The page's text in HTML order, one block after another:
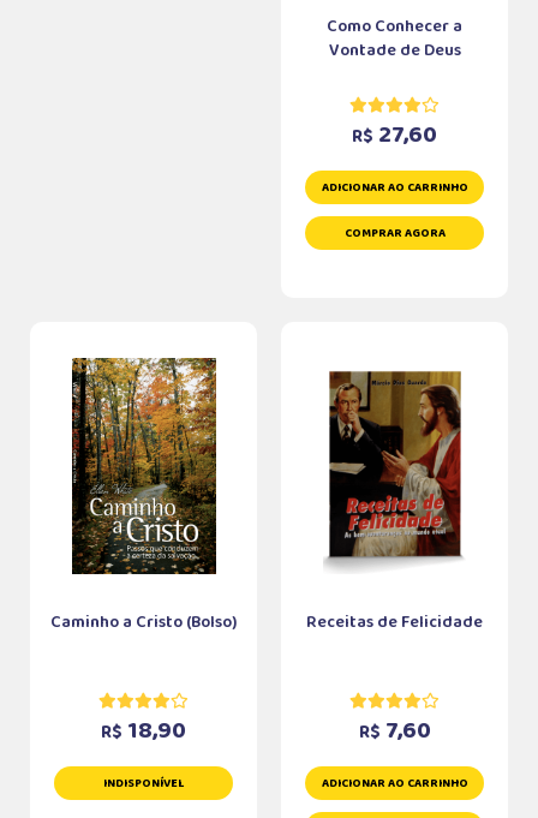
Como Conhecer a
Vontade de Deus
R$ 27,60
ADICIONAR AO CARRINHO
COMPRAR AGORA
Caminho a Cristo (Bolso)
R$ 18,90
INDISPONÍVEL
Receitas de Felicidade
R$ 7,60
ADICIONAR AO CARRINHO